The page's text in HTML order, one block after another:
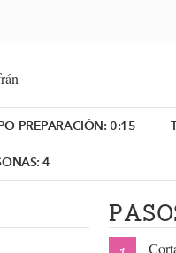
PREPARACIÓN:0:15
4